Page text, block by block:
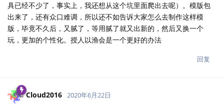
具已经不少了，事实上，我还想从这个坑里面爬出去呢）。模版包
出来了，还有众口难调，所以还不如告诉大家怎么去制作这样模
版，毕竟不久后，又腻了，等用腻了就又出新的，然后又换一个
玩，更加的个性化。授人以渔会是一个更好的办法
回复
Cloud2016 2020年6月22日